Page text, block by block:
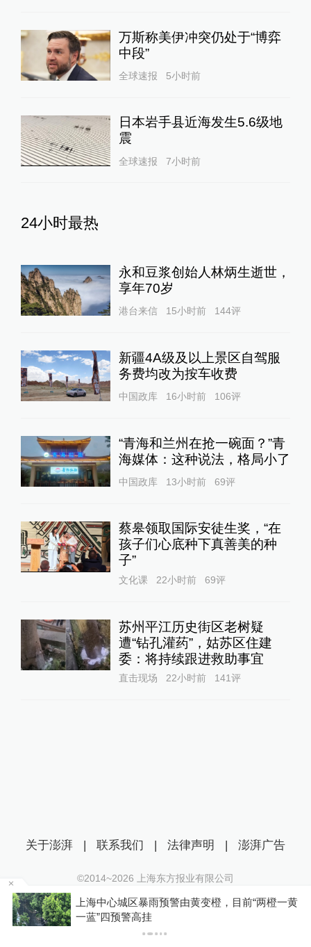
万斯称美伊冲突仍处于“博弈
中段”
全球速报 5小时前
日本岩手县近海发生5.6级地
震
全球速报 7小时前
24小时最热
永和豆浆创始人林炳生逝世，
享年70岁
港台来信 15小时前 144评
新疆4A级及以上景区自驾服
务费均改为按车收费
中国政库 16小时前 106评
“青海和兰州在抢一碗面？”青
海媒体：这种说法，格局小了
中国政库 13小时前 69评
蔡皋领取国际安徒生奖，“在
孩子们心底种下真善美的种
子”
文化课 22小时前 69评
苏州平江历史街区老树疑
遭“钻孔灌药”，姑苏区住建
委：将持续跟进救助事宜
直击现场 22小时前 141评
上海中心城区暴雨预警由黄变橙，目前“两橙一黄
一蓝”四预警高挂
关于澎湃 | 联系我们 | 法律声明 | 澎湃广告
©2014~2026 上海东方报业有限公司
沪ICP证：沪B2-20170116 | 沪ICP备14003370号
互联网新闻信息服务许可证：31120170006
沪公网安备 31010602000299号